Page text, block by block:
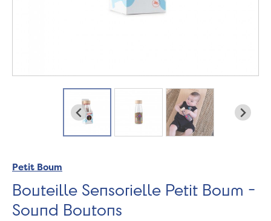
Petit Boum
Bouteille Sensorielle Petit Boum -
Sound Boutons